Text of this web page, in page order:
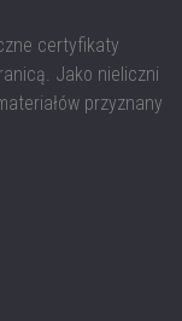
certyfikaty
Jako nieliczni
przyznany